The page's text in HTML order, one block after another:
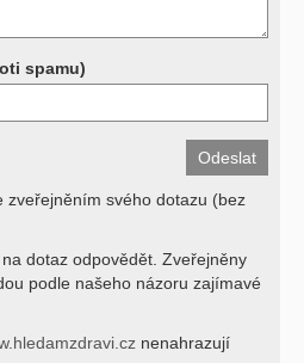
spamu)
zveřejněním svého dotazu (bez
dotaz odpovědět. Zveřejněny
podle našeho názoru zajímavé
nenahrazují